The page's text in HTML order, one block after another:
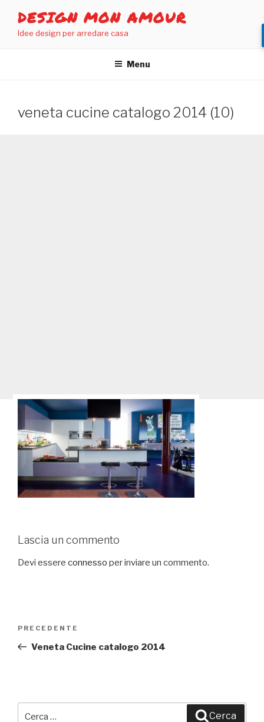
contenuto
DESIGN MON AMOUR
Idee design per arredare casa
Menu
veneta cucine catalogo 2014 (10)
Lascia un commento
Devi essere connesso per inviare un commento.
Articolo
precedente:
PRECEDENTE
Veneta Cucine catalogo 2014
Cerca